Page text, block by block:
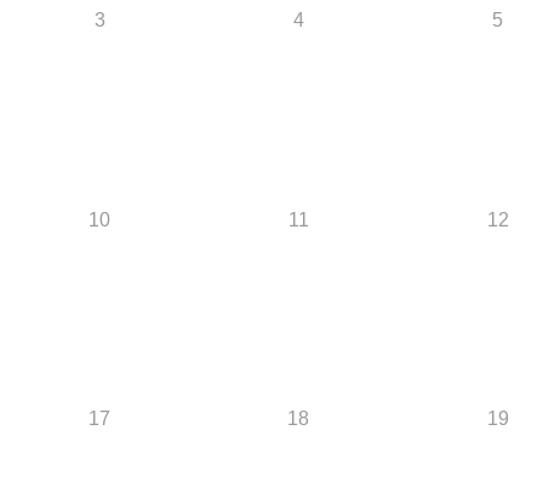
3 4 5
10 11 12
17 18 19